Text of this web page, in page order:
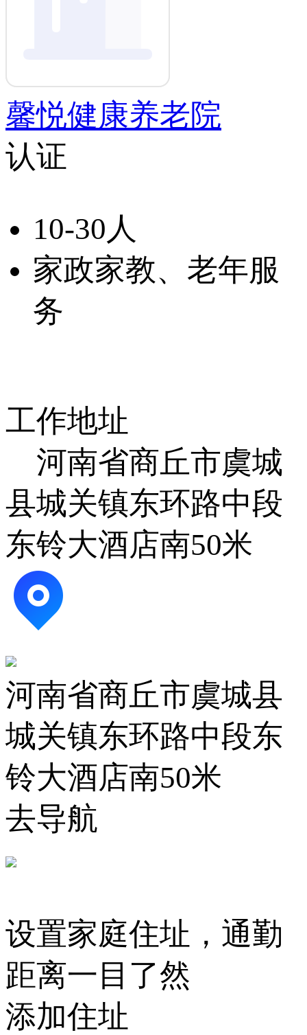
馨悦健康养老院
认证
10-30人
家政家教、老年服
务
工作地址
河南省商丘市虞城
县城关镇东环路中段
东铃大酒店南50米
河南省商丘市虞城县
城关镇东环路中段东
铃大酒店南50米
去导航
设置家庭住址，通勤
距离一目了然
添加住址